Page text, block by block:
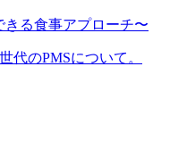
る食事アプローチ〜